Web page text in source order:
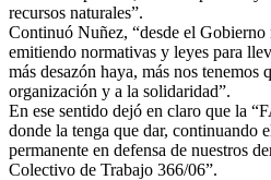
recursos naturales”.
Continuó Nuñez, “desde el Gobierno
emitiendo normativas y leyes para
más desazón haya, más nos tenemos
organización y a la solidaridad”.
En ese sentido dejó en claro que la
donde la tenga que dar, continuando
permanente en defensa de nuestros
Colectivo de Trabajo 366/06”.